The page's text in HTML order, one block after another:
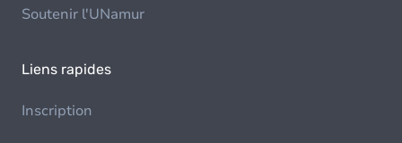
Soutenir l'UNamur
Liens rapides
Inscription